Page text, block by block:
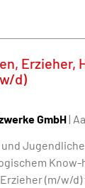
Erzieher,
d)
GmbH|
Know-
(m/w/